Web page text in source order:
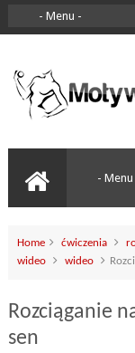
Home ćwiczenia
wideo
wideo
Rozciąganie
sen